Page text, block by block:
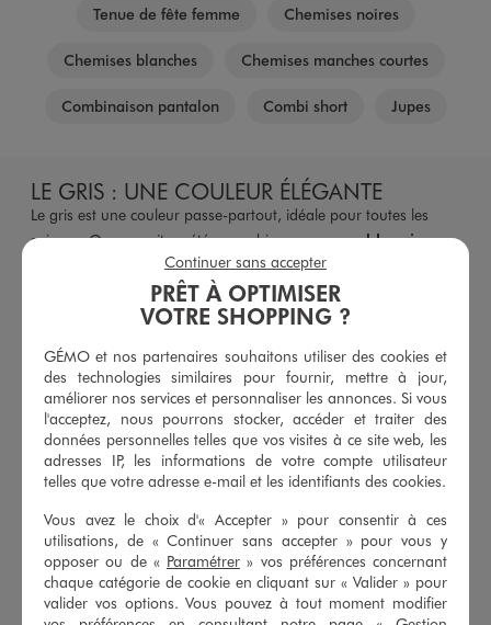
Tenue de fête femme Chemises noires
Chemises blanches Chemises manches courtes
Combinaison pantalon Combi short Jupes
LE GRIS : UNE COULEUR ÉLÉGANTE
Le gris est une couleur passe-partout, idéale pour toutes les
saisons. Que ce soit en été ou en hiver, unensemble gris
s'adapte parfaitement à toutes les occasions. Souvent
associé aux tenues chic, le gris peut être porté en total look ou
dépareillé avec des pièces blanches ou noires, créant ainsi des
Pour un look estival, optez pour un ensemble jupe ou pantalon
large avec un haut léger. En hiver, un tailleur gris ou un
ensemble blazer pantalon vous assurera une allure
professionnelle et tendance. Le gris se marie parfaitement avec
des accessoires argentés ou noirs, ajoutant une touche de
LES DIFFÉRENTS TYPES D'ENSEMBLES GRIS
FEMME
Lesensemblessont super pratiques pour ne pas se prendre la
PRÊT À OPTIMISER
VOTRE SHOPPING ?
GÉMO et nos partenaires souhaitons utiliser des cookies et
des technologies similaires pour fournir, mettre à jour,
améliorer nos services et personnaliser les annonces. Si vous
l'acceptez, nous pourrons stocker, accéder et traiter des
données personnelles telles que vos visites à ce site web, les
adresses IP, les informations de votre compte utilisateur
telles que votre adresse e-mail et les identifiants des cookies.
Vous avez le choix d'« Accepter » pour consentir à ces
utilisations, de « Continuer sans accepter » pour vous y
opposer ou de « Paramétrer » vos préférences concernant
chaque catégorie de cookie en cliquant sur « Valider » pour
valider vos options. Vous pouvez à tout moment modifier
Continuer sans accepter